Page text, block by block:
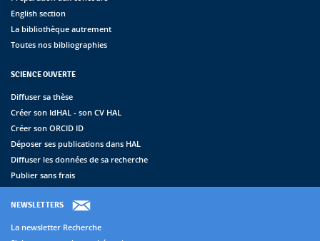
English section
La bibliothèque autrement
Toutes nos bibliographies
SCIENCE OUVERTE
Diffuser sa thèse
Créer son IdHAL - son CV HAL
Créer son ORCID ID
Déposer ses publications dans HAL
Diffuser les données de sa recherche
Publier sans frais
NEWSLETTERS
La newsletter Recherche